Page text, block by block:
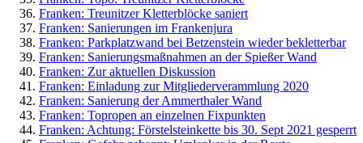
Franken: Treunitzer Kletterblöcke saniert
Franken: Sanierungen im Frankenjura
Franken: Parkplatzwand bei Betzenstein wieder bekletterbar
Franken: Sanierungsmaßnahmen an der Spießer Wand
Franken: Zur aktuellen Diskussion
Franken: Einladung zur Mitgliederverammlung 2020
Franken: Sanierung der Ammerthaler Wand
Franken: Topropen an einzelnen Fixpunkten
Franken: Achtung: Förstelsteinkette bis 30. Sept 2021 gesperrt